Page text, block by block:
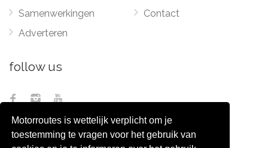
Motorroutes is wettelijk verplicht om je
toestemming te vragen voor het gebruik van
Samenwerkingen
Adverteren
Contact
follow us